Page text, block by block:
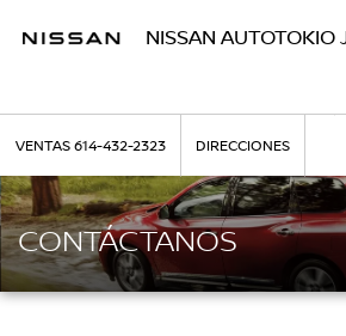
NISSAN AUTOTOKIO
VENTAS614-432-2323 DIRECCIONES
CONTÁCTANOS